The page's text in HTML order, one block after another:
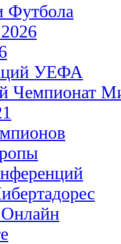
Футбола
УЕФА
Чемпионат